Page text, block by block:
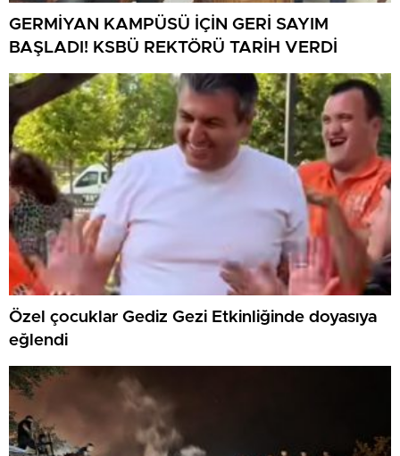
GERMİYAN KAMPÜSÜ İÇİN GERİ SAYIM
BAŞLADI! KSBÜ REKTÖRÜ TARİH VERDİ
Özel çocuklar Gediz Gezi Etkinliğinde doyasıya
eğlendi